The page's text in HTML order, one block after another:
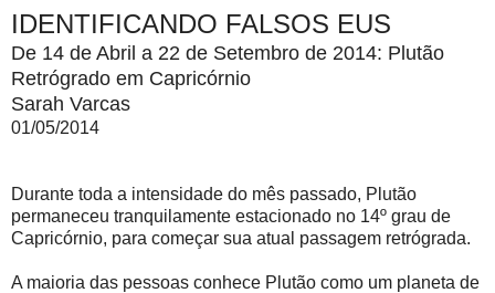
IDENTIFICANDO FALSOS EUS
De 14 de Abril a 22 de Setembro de 2014: Plutão
Retrógrado em Capricórnio
Sarah Varcas
01/05/2014
Durante toda a intensidade do mês passado, Plutão
permaneceu tranquilamente estacionado no 14º grau de
Capricórnio, para começar sua atual passagem retrógrada.
A maioria das pessoas conhece Plutão como um planeta de